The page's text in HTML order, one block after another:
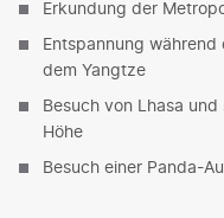
Erkundung der
Entspannung
dem Yangtze
Besuch von Lhasa
Höhe
Besuch einer Panda-